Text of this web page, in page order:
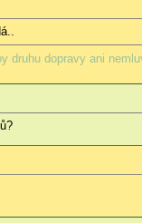
dopravy ani